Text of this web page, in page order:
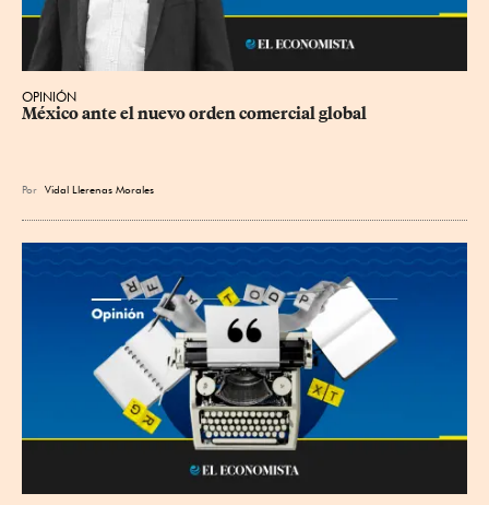
OPINIÓN
México ante el nuevo orden comercial global
Por Vidal Llerenas Morales